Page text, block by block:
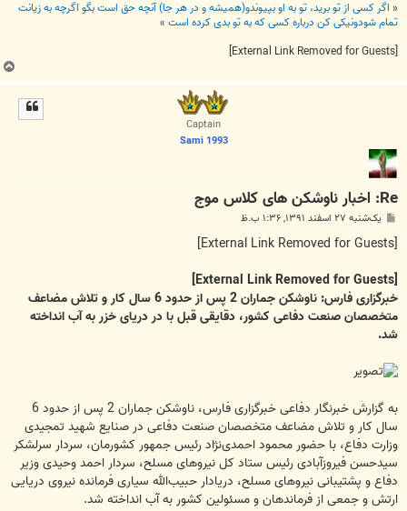
« اگر کسی از تو برید، تو به او بپیوندو(همیشه و در هر جا) آنچه حق است بگو اگرچه به زیانت
تمام شودونیکی کن درباره کسی که به تو بدی کرده است»
ب
ا
Captain
Sami 1993
Re: اخبار ناوشکن های کلاس موج
پ
ت
یک‌شنبه ۲۷ اسفند ۱۳۹۱, ۱:۳۶ ب.ظ
خبرگزاری فارس: ناوشکن جماران 2 پس از حدود 6 سال کار و تلاش مضاعف
متخصصان صنعت دفاعی کشور، دقایقی قبل با در دریای خزر به آب انداخته
شد.
به گزارش خبرنگار دفاعی خبرگزاری فارس،‌ ناوشکن جماران 2 پس از حدود 6
سال کار و تلاش مضاعف متخصصان صنعت دفاعی در صنایع شهید تمجیدی
وزارت دفاع، با حضور محمود احمدی‌نژاد رئیس جمهور کشورمان، سردار سرلشکر
سیدحسن فیروزآبادی رئیس ستاد کل نیروهای مسلح، سردار احمد وحیدی وزیر
دفاع و پشتیبانی نیروهای مسلح، دریادار حبیب‌الله سیاری فرمانده نیروی دریایی
ارتش و جمعی از فرماندهان و مسئولین کشور به آب انداخته شد.